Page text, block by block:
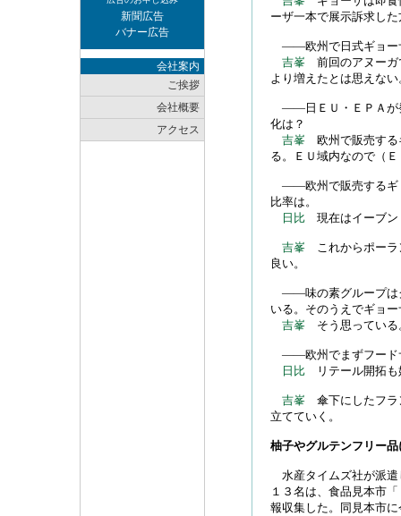
新聞広告
バナー広告
会社案内
ご挨拶
会社概要
アクセス
ーザ一本で展示訴求し
――欧州で日式ギョー
吉峯 前回のアヌーガ
より増えたとは思えない
――日ＥＵ・ＥＰＡが
化は？
吉峯 欧州で販売する
る。ＥＵ域内なので（
――欧州で販売するギ
比率は。
日比 現在はイーブン
吉峯 これからポーラ
良い。
――味の素グループは
いる。そのうえでギョ
吉峯 そう思っている
――欧州でまずフード
日比 リテール開拓も
吉峯 傘下にしたフラ
立てていく。
柚子やグルテンフリー品
水産タイムズ社が派遣
１３名は、食品見本市
報収集した。同見本市